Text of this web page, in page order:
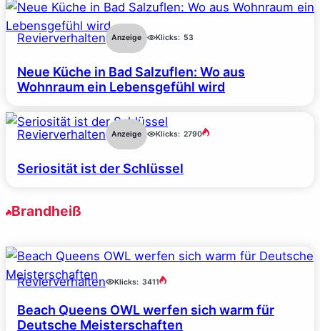
Revierverhalten Anzeige Klicks: 53
Neue Küche in Bad Salzuflen: Wo aus
Wohnraum ein Lebensgefühl wird
Revierverhalten Anzeige Klicks: 2790
Seriosität ist der Schlüssel
Brandheiß
Revierverhalten Klicks: 3411
Beach Queens OWL werfen sich warm für
Deutsche Meisterschaften